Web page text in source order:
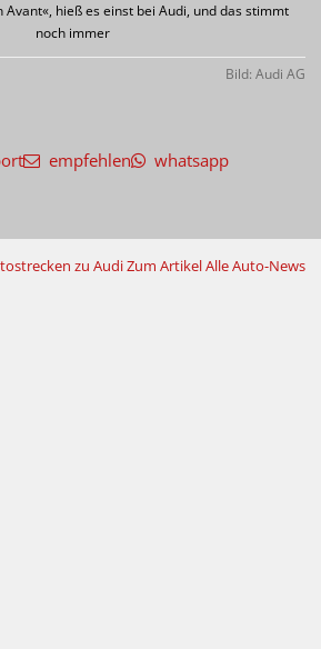
Avant«, hieß es einst bei Audi, und das stimmt
noch immer
Bild: Audi AG
empfehlen whatsapp
zu AudiZum ArtikelAlle Auto-News